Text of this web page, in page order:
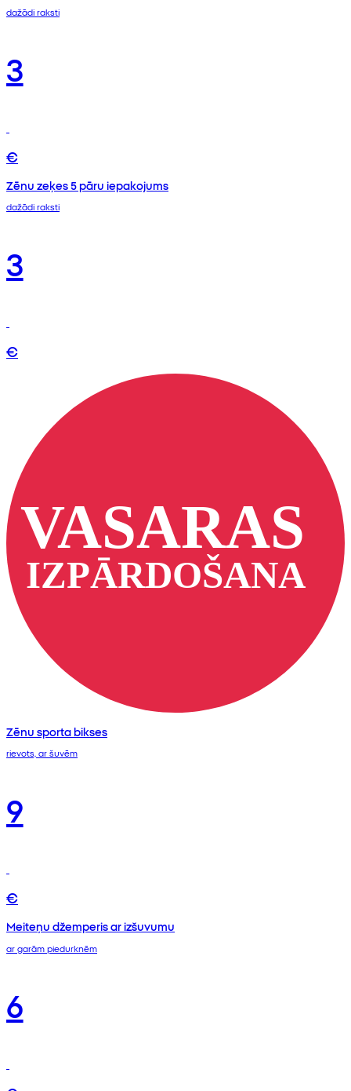
dažādi raksti
3
€
Zēnu zeķes 5 pāru iepakojums
dažādi raksti
3
€
Zēnu sporta bikses
rievots, ar šuvēm
9
€
Meiteņu džemperis ar izšuvumu
ar garām piedurknēm
6